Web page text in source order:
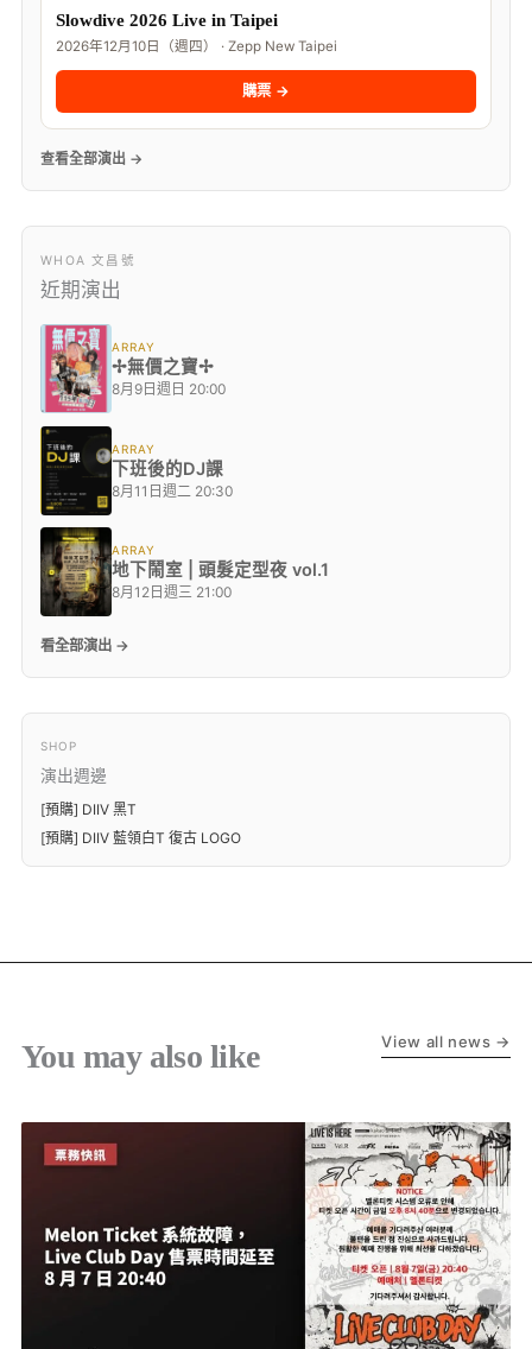
Slowdive 2026 Live in Taipei
2026年12月10日（週四） · Zepp New Taipei
購票 →
查看全部演出 →
WHOA 文昌號
近期演出
ARRAY
✢無價之寶✢
8月9日週日 20:00
ARRAY
下班後的DJ課
8月11日週二 20:30
ARRAY
地下鬧室 | 頭髮定型夜 vol.1
8月12日週三 21:00
看全部演出 →
SHOP
演出週邊
[預購] DIIV 黑T
[預購] DIIV 藍領白T 復古 LOGO
You may also like View all news →